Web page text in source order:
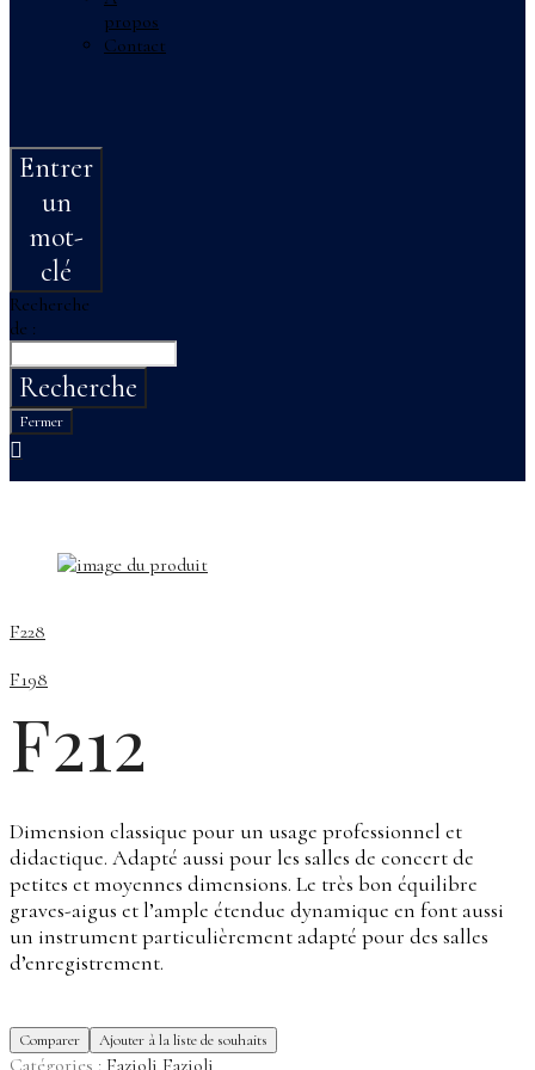
propos
Contact
Entrer
un
mot-
clé
Recherche
de :
Recherche
Fermer
F228
F198
F212
Dimension classique pour un usage professionnel et
didactique. Adapté aussi pour les salles de concert de
petites et moyennes dimensions. Le très bon équilibre
graves-aigus et l’ample étendue dynamique en font aussi
un instrument particulièrement adapté pour des salles
d’enregistrement.
Comparer Ajouter à la liste de souhaits